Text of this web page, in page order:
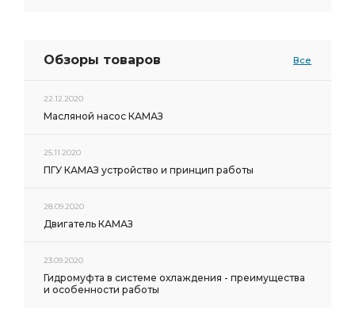
Обзоры товаров Все
22.12.2020
Масляной насос КАМАЗ
25.11.2020
ПГУ КАМАЗ устройство и принцип работы
28.09.2020
Двигатель КАМАЗ
23.09.2020
Гидромуфта в системе охлаждения - преимущества
и особенности работы